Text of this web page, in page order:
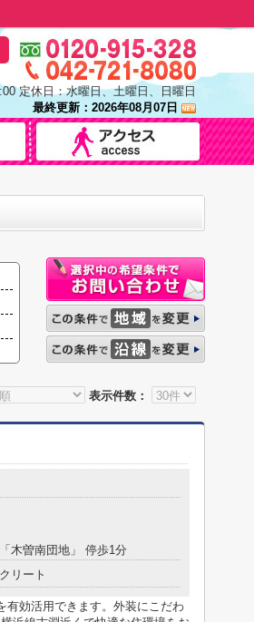
定休日：水曜日、土曜日、日曜日
最終更新：2026年08月07日
表示件数：
木曽南団地」 停歩1分
リート
有効活用できます。外装にこだわ